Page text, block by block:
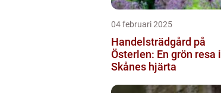
04 februari 2025
Handelsträdgård på
Österlen: En grön resa i
Skånes hjärta